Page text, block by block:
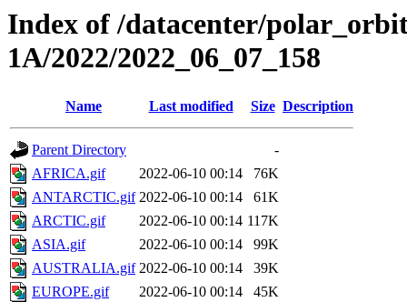
Index of /datacenter/
1A/2022/2022_06_07_158
Name Last modified Size Description
Parent Directory
-
AFRICA.gif
2022-06-10 00:14
76K
ANTARCTIC.gif 2022-06-10 00:14
61K
ARCTIC.gif
2022-06-10 00:14 117K
ASIA.gif
2022-06-10 00:14
99K
AUSTRALIA.gif 2022-06-10 00:14
39K
EUROPE.gif
2022-06-10 00:14
45K